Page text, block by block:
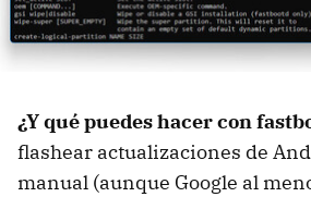
¿Y qué puedes hacer con
flashear actualizaciones de
manual (aunque Google al